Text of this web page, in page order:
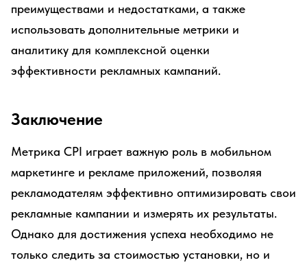
преимуществами и недостатками, а также
использовать дополнительные метрики и
аналитику для комплексной оценки
эффективности рекламных кампаний.
Заключение
Метрика CPI играет важную роль в мобильном
маркетинге и рекламе приложений, позволяя
рекламодателям эффективно оптимизировать свои
рекламные кампании и измерять их результаты.
Однако для достижения успеха необходимо не
только следить за стоимостью установки, но и